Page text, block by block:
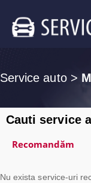
Service auto>
Cauti service
Recomandăm
Nu exista service-uri